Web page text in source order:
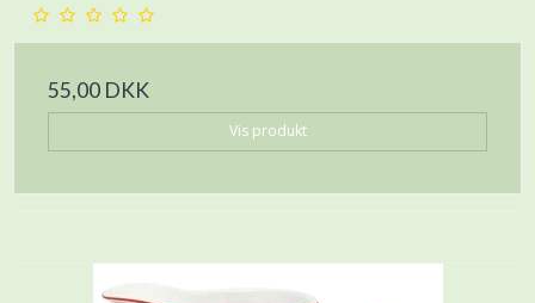
55,00 DKK
Vis produkt